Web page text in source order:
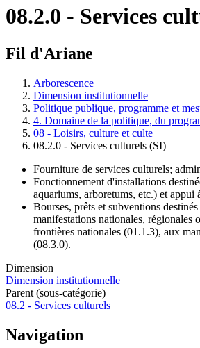
08.2.0 - Services
Fil d'Ariane
Arborescence
Dimension institutionnelle
Politique publique, programme et
4. Domaine de la politique, du
08 - Loisirs, culture et culte
08.2.0 - Services culturels (SI)
Fourniture de services culturels;
Fonctionnement d'installations
aquariums, arboretums, etc.) et
Bourses, prêts et subventions
manifestations nationales, régionales
frontières nationales (01.1.3), aux
(08.3.0).
Dimension
Dimension institutionnelle
Parent (sous-catégorie)
08.2 - Services culturels
Navigation